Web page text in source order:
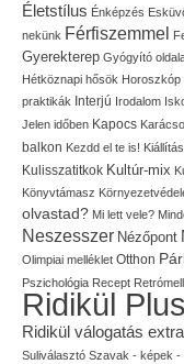
Életstílus Énképzés
nekünk Férfiszemmel
Gyerekterep Gyógyító
Hétköznapi hősök Horoszkóp
praktikák Interjú Irodalom
Jelen időben Kapocs
balkon Kezdd el te is! Kiállítás
Kulisszatitkok Kultúr-mix
Könyvtámasz
olvastad? Mi lett vele?
Neszesszer Nézőpont
Olimpiai melléklet Otthon
Pszichológia Recept
Ridikül
Ridikül válogatás extra
Suliválasztó Szavak - képek -